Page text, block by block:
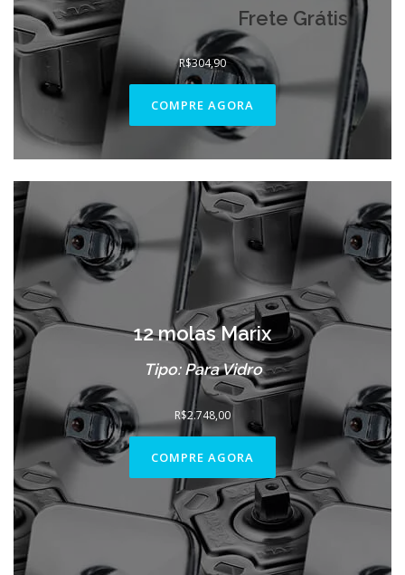
Frete Grátis
R$304,90
COMPRE AGORA
12 molas Marix
Tipo: Para Vidro
R$2.748,00
COMPRE AGORA